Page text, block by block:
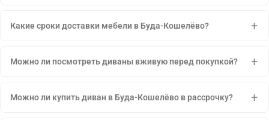
Какие сроки доставки мебели в Буда-Кошелёво?
Можно ли посмотреть диваны вживую перед покупкой?
Можно ли купить диван в Буда-Кошелёво в рассрочку?